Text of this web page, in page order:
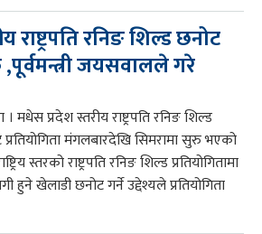
राष्ट्रपति रनिङ शिल्ड छनोट
,पूर्वमन्त्री जयसवालले गरे
। मधेस प्रदेश स्तरीय राष्ट्रपति रनिङ शिल्ड
मंगलबारदेखि सिमरामा सुरु भएको
स्तरको राष्ट्रपति रनिङ शिल्ड प्रतियोगितामा
हुने खेलाडी छनोट गर्ने उद्देश्यले प्रतियोगिता